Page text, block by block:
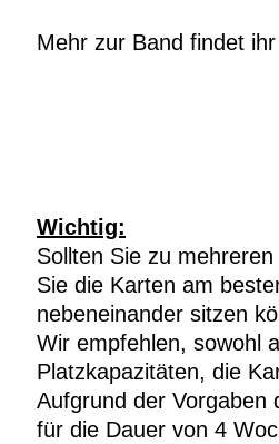
Mehr zur Band findet
Wichtig:
Sollten Sie zu
Sie die Karten am
nebeneinander sitzen
Wir empfehlen, sowohl
Platzkapazitäten, die
Aufgrund der Vorgaben
für die Dauer von 4